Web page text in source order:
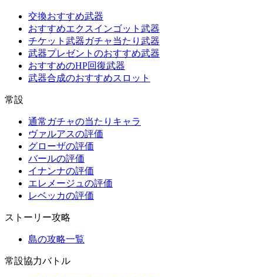
交換おすすめ武器
おすすめエクスインゴット武器
チケット武器ガチャ当たり武器
武器プレゼントのおすすめ武器
おすすめのHP回復武器
武器合成のおすすめスロット
常設
通常ガチャの当たりキャラ
ヴァルアスの評価
グローザの評価
バールの評価
イナンナの評価
エレメージュの評価
レベッカの評価
ストーリー攻略
島の攻略一覧
常設協力バトル